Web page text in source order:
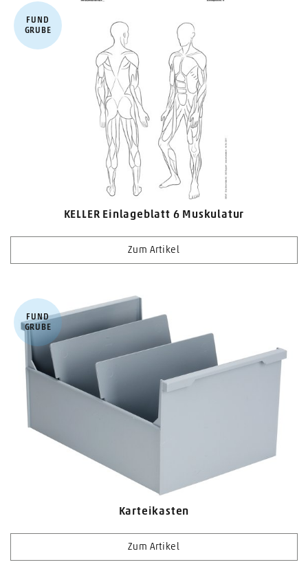
KELLER Einlageblatt 6 Muskulatur
Zum Artikel
FUND​
GRUBE
Karteikasten
Zum Artikel
FUND​
GRUBE